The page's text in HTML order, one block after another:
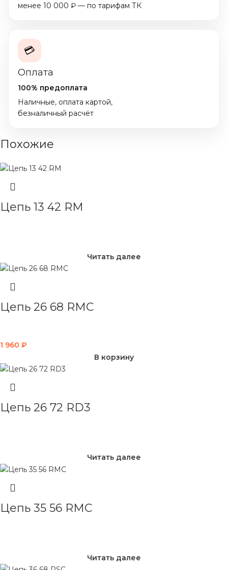
менее 10 000 ₽ — по тарифам ТК
💳
Оплата
100% предоплата
Наличные, оплата картой,
безналичный расчёт
Похожие
Цепь 13 42 RM
Читать далее
Цепь 26 68 RMC
1 960 ₽
В корзину
Цепь 26 72 RD3
Читать далее
Цепь 35 56 RMC
Читать далее